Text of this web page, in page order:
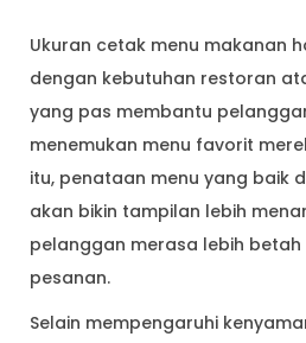
Ukuran cetak menu makanan
dengan kebutuhan restoran
yang pas membantu
menemukan menu favorit
itu, penataan menu yang baik
akan bikin tampilan lebih
pelanggan merasa lebih
pesanan.
Selain mempengaruhi